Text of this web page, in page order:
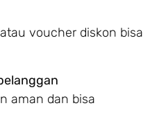
voucher diskon bisa
aman dan bisa